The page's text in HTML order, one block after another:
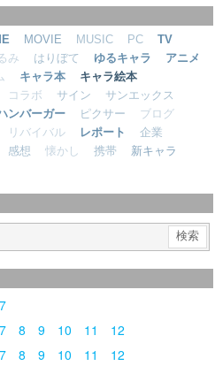
MOVIE MUSIC PC
TV
み はりぼて ゆるキャラ
アニメ
キャラ本
キャラ絵本
コラボ サイン
サンエックス
ンバーガー ピクサー
ブログ
リバイバル レポート
企業
感想 懐かし 携帯
新キャラ
7
7 8 9 10 11
12
7 8 9 10 11
12